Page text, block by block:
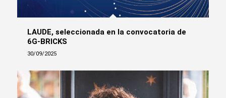
LAUDE, seleccionada en la convocatoria de
6G-BRICKS
30/09/2025